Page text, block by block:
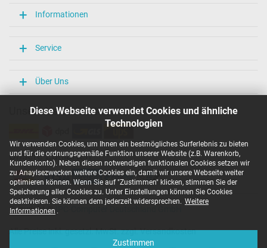
Diese Webseite verwendet Cookies und ähnliche
Technologien
Wir verwenden Cookies, um Ihnen ein bestmögliches Surferlebnis zu bieten
und für die ordnungsgemäße Funktion unserer Website (z.B. Warenkorb,
Kundenkonto). Neben diesen notwendigen funktionalen Cookies setzen wir
zu Anaylsezwecken weitere Cookies ein, damit wir unsere Webseite weiter
optimieren können. Wenn Sie auf "Zustimmen" klicken, stimmen Sie der
Speicherung aller Cookies zu. Unter Einstellungen können Sie Cookies
deaktivieren. Sie können dem jederzeit widersprechen. Weitere
Informationen .
Zustimmen
Informationen
Service
Über Uns
Unsere Versandarten
Unsere Zahlarten
Copyright ©
Alle Preise inkl. gesetzl. MwSt. zzgl. Versandkosten